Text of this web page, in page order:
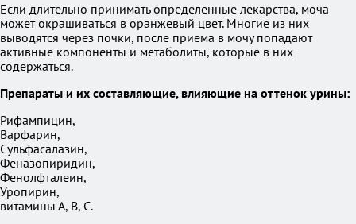
Если длительно принимать определенные лекарства, моча
может окрашиваться в оранжевый цвет. Многие из них
выводятся через почки, после приема в мочу попадают
активные компоненты и метаболиты, которые в них
содержаться.
Препараты и их составляющие, влияющие на оттенок урины:
Рифампицин,
Варфарин,
Сульфасалазин,
Феназопиридин,
Фенолфталеин,
Уропирин,
витамины А, В, С.